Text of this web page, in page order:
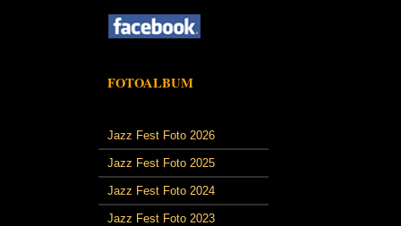
FOTOALBUM
Jazz Fest Foto 2026
Jazz Fest Foto 2025
Jazz Fest Foto 2024
Jazz Fest Foto 2023